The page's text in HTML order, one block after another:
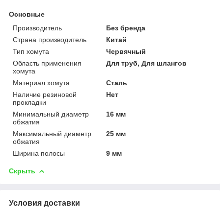
Основные
Производитель
Без бренда
Страна производитель
Китай
Тип хомута
Червячный
Область применения
хомута
Для труб, Для шлангов
Материал хомута
Сталь
Наличие резиновой
прокладки
Нет
Минимальный диаметр
обжатия
16 мм
Максимальный диаметр
обжатия
25 мм
Ширина полосы 9 мм
Скрыть
Условия доставки